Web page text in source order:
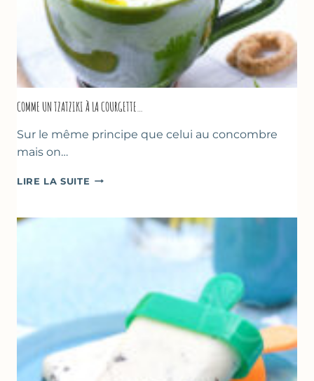
COMME UN TZATZIKI À LA COURGETTE…
Sur le même principe que celui au concombre
mais on…
LIRE LA SUITE COMME
À
COURGETTE…